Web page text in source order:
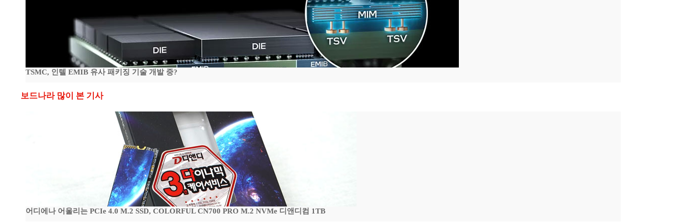
TSMC, 인텔 EMIB 유사 패키징 기술 개발 중?
보드나라 많이 본 기사
어디에나 어울리는 PCIe 4.0 M.2 SSD, COLORFUL CN700 PRO M.2 NVMe 디앤디컴 1TB